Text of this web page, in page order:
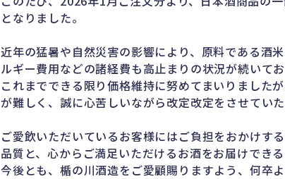
となりました。
近年の猛暑や自然災害の影響により、原料である酒
ルギー費用などの諸経費も高止まりの状況が続いてお
これまでできる限り価格維持に努めてまいりました
が難しく、誠に心苦しいながら改定改定をさせてい
ご愛飲いただいているお客様にはご負担をおかけす
品質と、心からご満足いただけるお酒をお届けでき
今後とも、楯の川酒造をご愛顧賜りますよう、何卒